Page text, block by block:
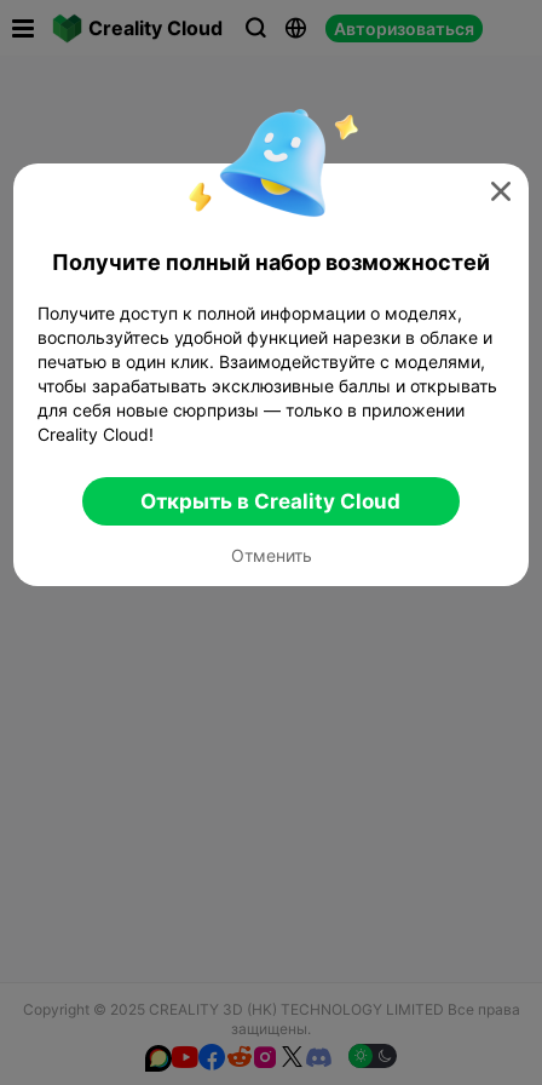
Creality Cloud   Авторизоваться
Copyright © 2025 CREALITY 3D (HK) TECHNOLOGY LIMITED Все права
защищены.
  

Получите полный набор возможностей
Получите доступ к полной информации о моделях,
воспользуйтесь удобной функцией нарезки в облаке и
печатью в один клик. Взаимодействуйте с моделями,
чтобы зарабатывать эксклюзивные баллы и открывать
для себя новые сюрпризы — только в приложении
Creality Cloud!
Открыть в Creality Cloud
Отменить